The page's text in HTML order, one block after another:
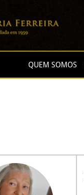
QUEM SOMOS